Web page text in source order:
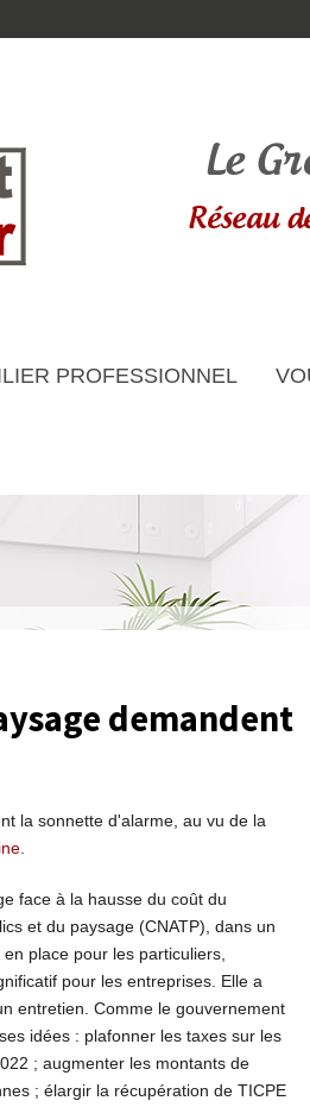
PROFESSIONNEL
demandent
la sonnette d'alarme, au vu de la
.
face à la hausse du coût du
et du paysage (CNATP), dans un
place pour les particuliers,
pour les entreprises. Elle a
entretien. Comme le gouvernement
idées : plafonner les taxes sur les
; augmenter les montants de
; élargir la récupération de TICPE